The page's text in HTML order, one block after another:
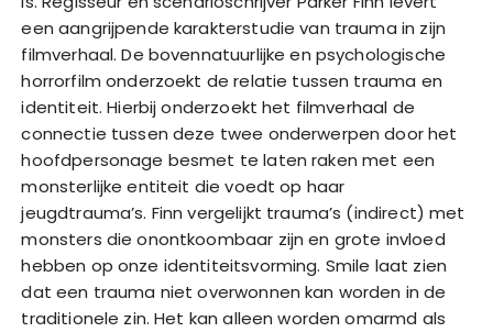
een aangrijpende karakterstudie van trauma in zijn
filmverhaal. De bovennatuurlijke en psychologische
horrorfilm onderzoekt de relatie tussen trauma en
identiteit. Hierbij onderzoekt het filmverhaal de
connectie tussen deze twee onderwerpen door het
hoofdpersonage besmet te laten raken met een
monsterlijke entiteit die voedt op haar
jeugdtrauma’s. Finn vergelijkt trauma’s (indirect) met
monsters die onontkoombaar zijn en grote invloed
hebben op onze identiteitsvorming. Smile laat zien
dat een trauma niet overwonnen kan worden in de
traditionele zin. Het kan alleen worden omarmd als